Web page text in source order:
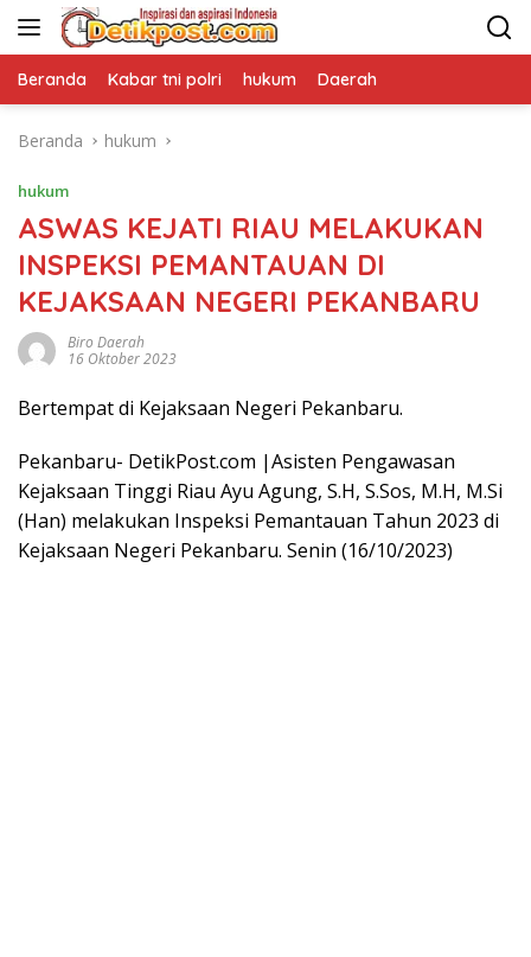
Langsung
Beranda Kabar tni polri hukum Daerah
Beranda hukum
hukum
ASWAS KEJATI RIAU MELAKUKAN
INSPEKSI PEMANTAUAN DI
KEJAKSAAN NEGERI PEKANBARU
Biro Daerah
16 Oktober 2023
Bertempat di Kejaksaan Negeri Pekanbaru.
Pekanbaru- DetikPost.com |Asisten Pengawasan
Kejaksaan Tinggi Riau Ayu Agung, S.H, S.Sos, M.H, M.Si
(Han) melakukan Inspeksi Pemantauan Tahun 2023 di
Kejaksaan Negeri Pekanbaru. Senin (16/10/2023)